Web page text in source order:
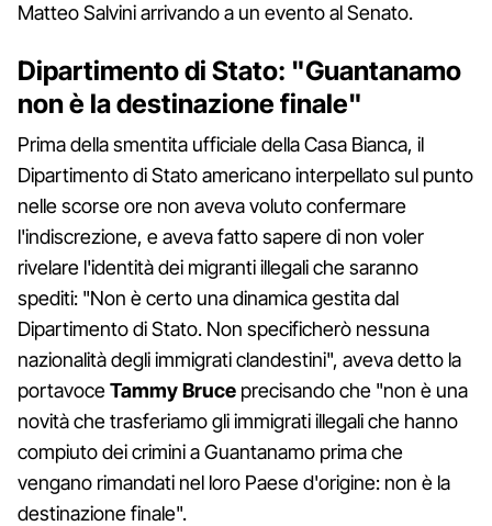
Matteo Salvini arrivando a un evento al Senato.
Dipartimento di Stato: "Guantanamo
non è la destinazione finale"
Prima della smentita ufficiale della Casa Bianca, il
Dipartimento di Stato americano interpellato sul punto
nelle scorse ore non aveva voluto confermare
l'indiscrezione, e aveva fatto sapere di non voler
rivelare l'identità dei migranti illegali che saranno
spediti: "Non è certo una dinamica gestita dal
Dipartimento di Stato. Non specificherò nessuna
nazionalità degli immigrati clandestini", aveva detto la
portavoceTammy Bruce precisando che "non è una
novità che trasferiamo gli immigrati illegali che hanno
compiuto dei crimini a Guantanamo prima che
vengano rimandati nel loro Paese d'origine: non è la
destinazione finale".